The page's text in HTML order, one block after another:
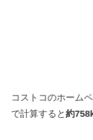
コストコのホーム
で計算すると約